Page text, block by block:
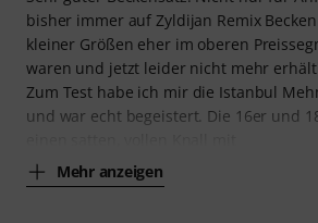
bisher immer auf Zyldijan Remix
kleiner Größen eher im oberen
waren und jetzt leider nicht mehr
Zum Test habe ich mir die Istanbul
und war echt begeistert. Die 16er und
Mehr anzeigen